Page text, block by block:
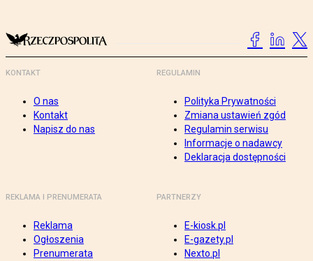
KONTAKT
O nas
Kontakt
Napisz do nas
REGULAMIN
Polityka Prywatności
Zmiana ustawień zgód
Regulamin serwisu
Informacje o nadawcy
Deklaracja dostępności
REKLAMA I PRENUMERATA
Reklama
Ogłoszenia
Prenumerata
PARTNERZY
E-kiosk.pl
E-gazety.pl
Nexto.pl